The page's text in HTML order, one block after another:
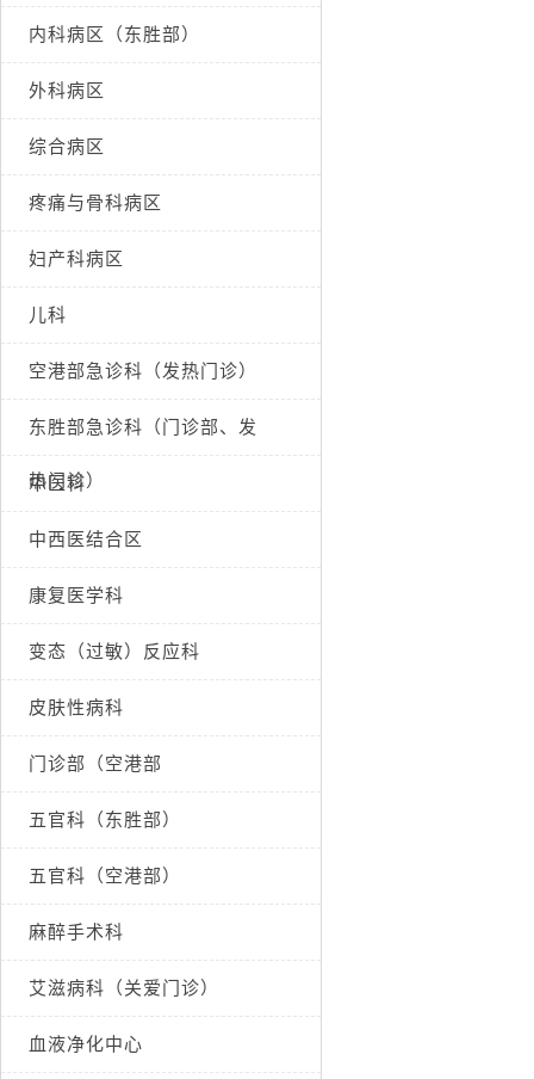
内科病区（东胜部）
外科病区
综合病区
疼痛与骨科病区
妇产科病区
儿科
空港部急诊科（发热门诊）
东胜部急诊科（门诊部、发
热门诊）
中医科
中西医结合区
康复医学科
变态（过敏）反应科
皮肤性病科
门诊部（空港部
五官科（东胜部）
五官科（空港部）
麻醉手术科
艾滋病科（关爱门诊）
血液净化中心